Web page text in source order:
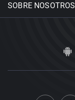
SOBRE NOSOTROS